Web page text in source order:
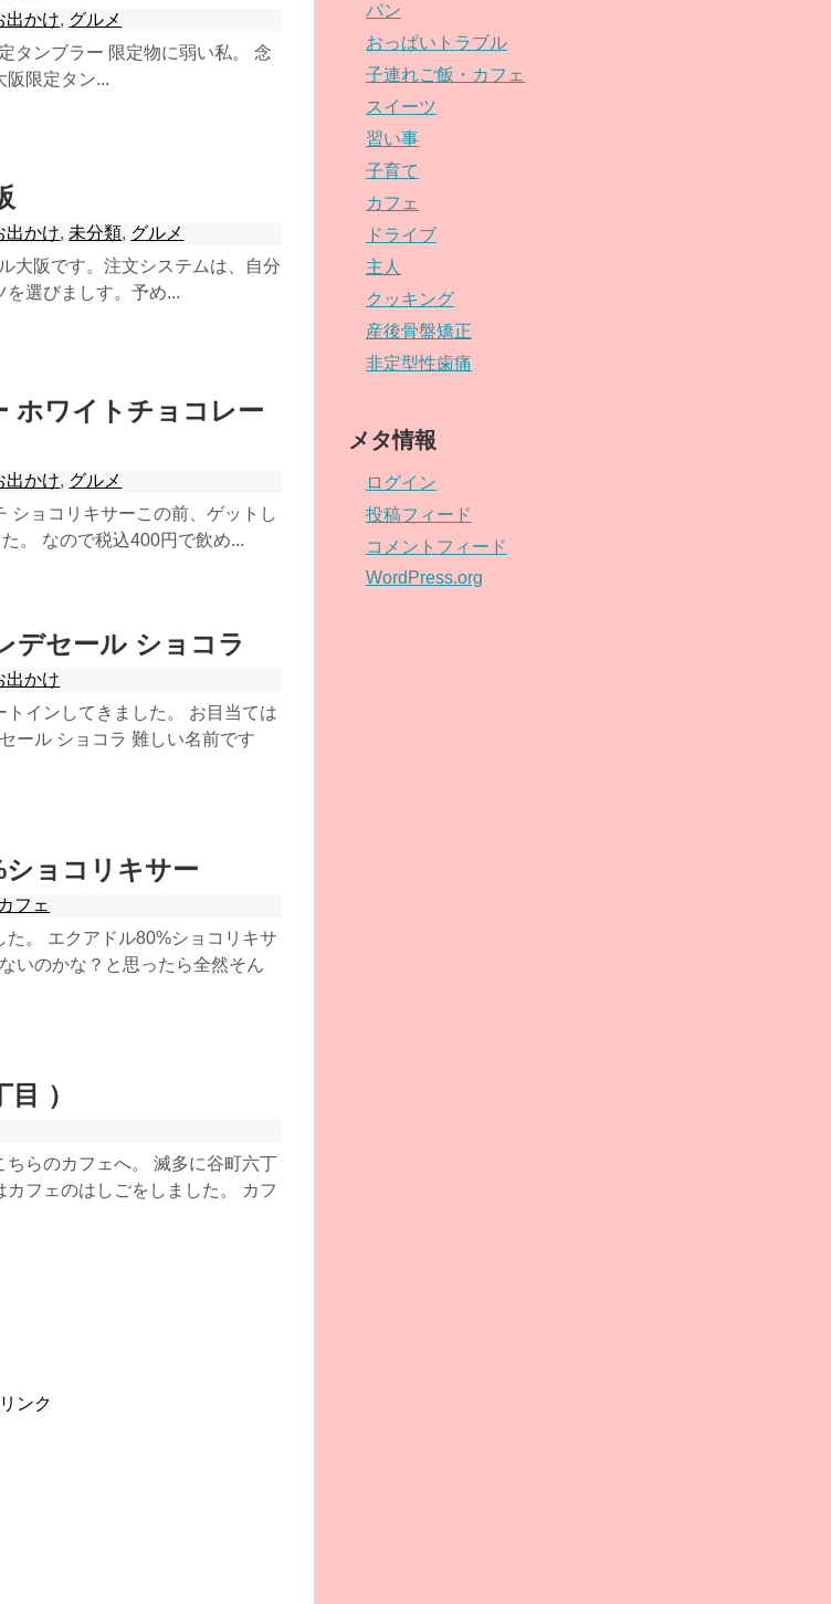
出かけ, グルメ
タンブラー 限定物に弱い私。 念
阪限定タン...
出かけ, 未分類, グルメ
大阪です。注文システムは、自分
選びましす。予め...
ホワイトチョコレー
出かけ, グルメ
ショコリキサーこの前、ゲットし
。 なので税込400円で飲め...
デセール ショコラ
出かけ
インしてきました。 お目当ては
ール ショコラ 難しい名前です
ョコリキサー
カフェ
。 エクアドル80%ショコリキサ
いのかな？と思ったら全然そん
）
らのカフェへ。 滅多に谷町六丁
フェのはしごをしました。 カフ
ンク
パン
おっぱいトラブル
子連れご飯・カフェ
スイーツ
習い事
子育て
カフェ
ドライブ
主人
クッキング
産後骨盤矯正
非定型性歯痛
メタ情報
ログイン
投稿フィード
コメントフィード
WordPress.org